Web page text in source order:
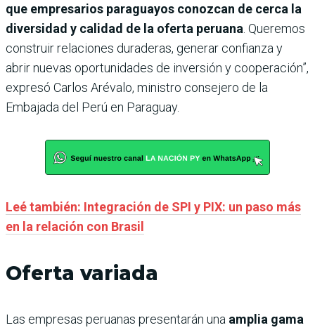
que empresarios paraguayos conozcan de cerca la
diversidad y calidad de la oferta peruana . Queremos
construir relaciones duraderas, generar confianza y
abrir nuevas oportunidades de inversión y cooperación”,
expresó Carlos Arévalo, ministro consejero de la
Embajada del Perú en Paraguay.
Leé también: Integración de SPI y PIX: un paso más
en la relación con Brasil
Oferta variada
Las empresas peruanas presentarán una amplia gama